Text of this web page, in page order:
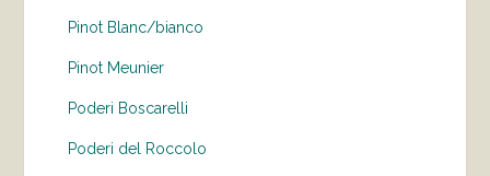
Pinot Blanc/bianco
Pinot Meunier
Poderi Boscarelli
Poderi del Roccolo